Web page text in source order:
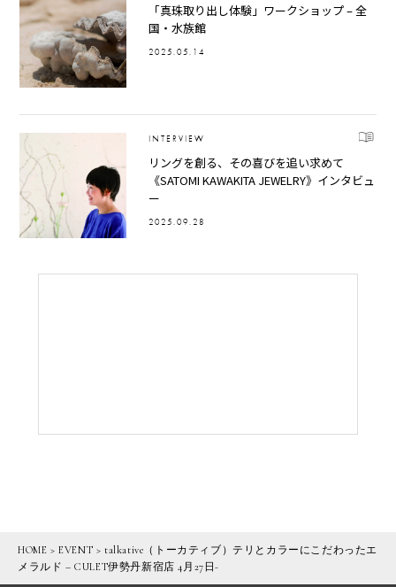
「真珠取り出し体験」ワークショップ – 全
国・水族館
2025.05.14
INTERVIEW
リングを創る、その喜びを追い求めて
《SATOMI KAWAKITA JEWELRY》インタビュ
ー
2025.09.28
HOME >EVENT >talkative（トーカティブ）テリとカラーにこだわったエ
メラルド – CULET伊勢丹新宿店 4月27日-